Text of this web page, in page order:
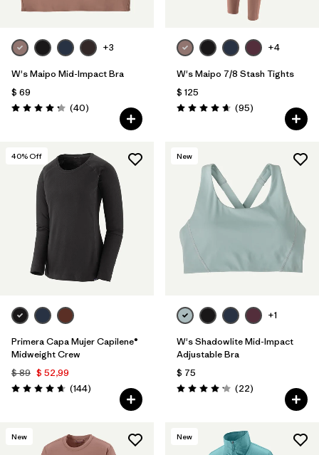
+3
W's Maipo Mid-Impact Bra
$ 69
Valoración: 4.3 / 5
(40Comentarios
)
+4
W's Maipo 7/8 Stash Tights
$ 125
Valoración: 4.7 / 5
(95Comentarios
)
40% Off
Primera Capa Mujer Capilene®
Midweight Crew
$ 89 $ 52,99
Valoración: 4.6 / 5
(144Comentarios
)
New
+1
W's Shadowlite Mid-Impact
Adjustable Bra
$ 75
Valoración: 4.1 / 5
(22Comentarios
)
New New